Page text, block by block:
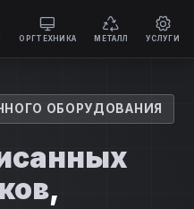
ОБОРУДОВАНИЯ
,
ОРГТЕХНИКА МЕТАЛЛ УСЛУГИ